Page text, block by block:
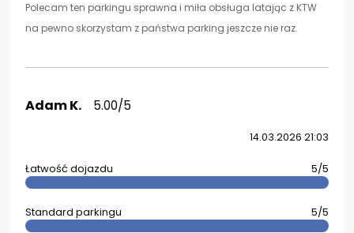
Polecam ten parkingu sprawna i miła obsługa latając z KTW
na pewno skorzystam z państwa parking jeszcze nie raz.
Adam K. 5.00/5
14.03.2026 21:03
Łatwość dojazdu 5/5
Standard parkingu 5/5